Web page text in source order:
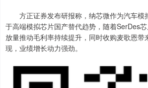
方正证券发布研报称，纳芯微作为汽车模
于高端模拟芯片国产替代趋势，随着SerDes
放量推动毛利率持续提升，同时收购麦歌恩带
现，业绩增长动力强劲。